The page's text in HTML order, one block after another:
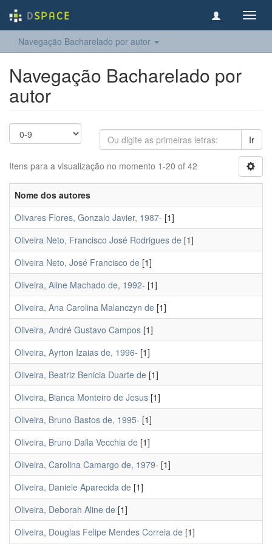
Navegação Bacharelado por autor
Navegação Bacharelado por
autor
Ir
Itens para a visualização no momento 1-20 of 42
Nome dos autores
Olivares Flores, Gonzalo Javier, 1987- [1]
Oliveira Neto, Francisco José Rodrigues de [1]
Oliveira Neto, José Francisco de [1]
Oliveira, Aline Machado de, 1992- [1]
Oliveira, Ana Carolina Malanczyn de [1]
Oliveira, André Gustavo Campos [1]
Oliveira, Ayrton Izaias de, 1996- [1]
Oliveira, Beatriz Benicia Duarte de [1]
Oliveira, Bianca Monteiro de Jesus [1]
Oliveira, Bruno Bastos de, 1995- [1]
Oliveira, Bruno Dalla Vecchia de [1]
Oliveira, Carolina Camargo de, 1979- [1]
Oliveira, Daniele Aparecida de [1]
Oliveira, Deborah Aline de [1]
Oliveira, Douglas Felipe Mendes Correia de [1]